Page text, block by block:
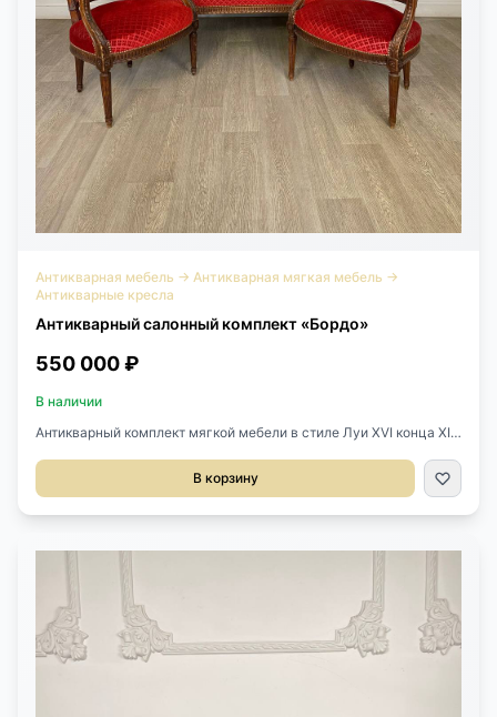
Антикварная мебель → Антикварная мягкая мебель →
Антикварные кресла
Антикварный салонный комплект «Бордо»
550 000 ₽
В наличии
Антикварный комплект мягкой мебели в стиле Луи XVI конца XIX
ручной работы.Отличное состояние.Диванчик 135х70х91h
см.Высота сиденья 46см.Кресло 63х63х92h см.Высота сиденья
В корзину